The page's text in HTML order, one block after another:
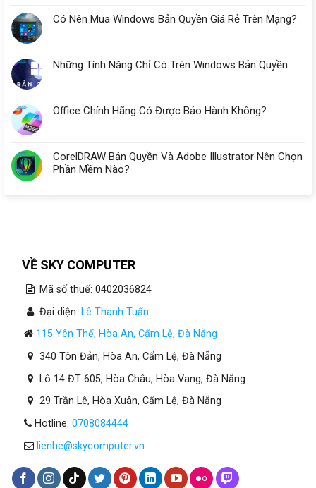
Có Nên Mua Windows Bản Quyền Giá Rẻ Trên Mạng?
Những Tính Năng Chỉ Có Trên Windows Bản Quyền
Office Chính Hãng Có Được Bảo Hành Không?
CorelDRAW Bản Quyền Và Adobe Illustrator Nên Chọn
Phần Mềm Nào?
VỀ SKY COMPUTER
Mã số thuế: 0402036824
Đại diện: Lê Thanh Tuấn
115 Yên Thế, Hòa An, Cẩm Lệ, Đà Nẵng
340 Tôn Đản, Hòa An, Cẩm Lệ, Đà Nẵng
Lô 14 ĐT 605, Hòa Châu, Hòa Vang, Đà Nẵng
29 Trần Lê, Hòa Xuân, Cẩm Lệ, Đà Nẵng
Hotline: 0708084444
lienhe@skycomputer.vn